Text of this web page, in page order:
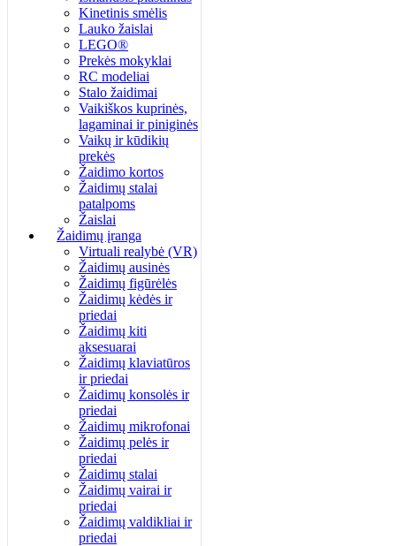
Kinetinis smėlis
Lauko žaislai
LEGO®
Prekės mokyklai
RC modeliai
Stalo žaidimai
Vaikiškos kuprinės,
lagaminai ir piniginės
Vaikų ir kūdikių
prekės
Žaidimo kortos
Žaidimų stalai
patalpoms
Žaislai
Žaidimų įranga
Virtuali realybė (VR)
Žaidimų ausinės
Žaidimų figūrėlės
Žaidimų kėdės ir
priedai
Žaidimų kiti
aksesuarai
Žaidimų klaviatūros
ir priedai
Žaidimų konsolės ir
priedai
Žaidimų mikrofonai
Žaidimų pelės ir
priedai
Žaidimų stalai
Žaidimų vairai ir
priedai
Žaidimų valdikliai ir
priedai